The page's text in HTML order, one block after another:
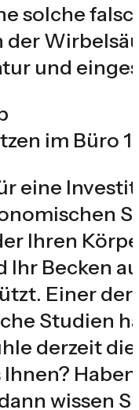
solche
der
und
im Büro
eine
Ihren
Ihr Becken
Einer der
Studien
derzeit
wissen